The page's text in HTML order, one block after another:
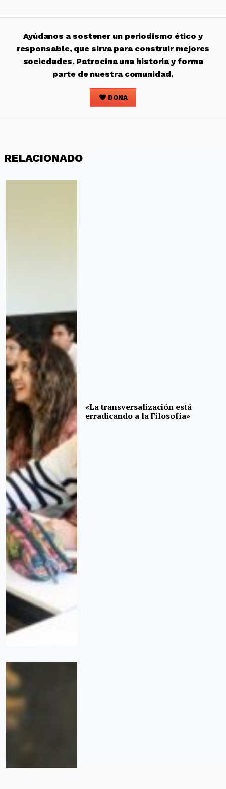
Ayúdanos a sostener un periodismo ético y
responsable, que sirva para construir mejores
sociedades. Patrocina una historia y forma
parte de nuestra comunidad.
DONA
RELACIONADO
«La transversalización está
erradicando a la Filosofía»